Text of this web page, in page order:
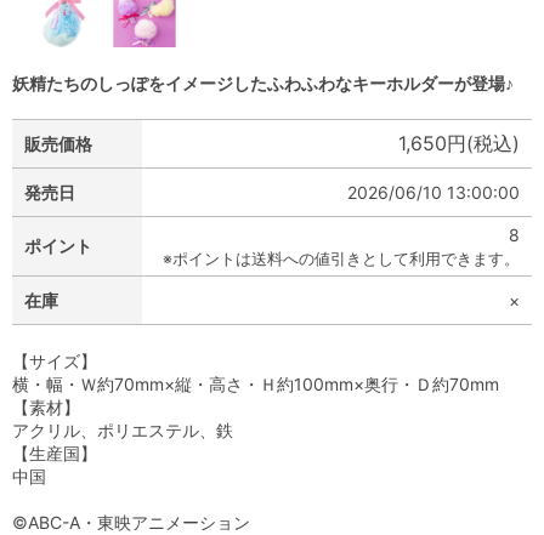
妖精たちのしっぽをイメージしたふわふわなキーホルダーが登場♪
販売価格 1,650円(税込)
発売日 2026/06/10 13:00:00
ポイント
8
※ポイントは送料への値引きとして利用できます。
在庫 ×
【サイズ】
横・幅・Ｗ約70mm×縦・高さ・Ｈ約100mm×奥行・Ｄ約70mm
【素材】
アクリル、ポリエステル、鉄
【生産国】
中国
©ABC-A・東映アニメーション